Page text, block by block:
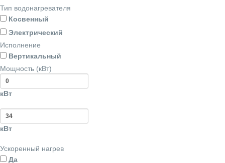
Тип водонагревателя
Косвенный
Электрический
Исполнение
Вертикальный
Мощность (кВт)
кВт
кВт
Ускоренный нагрев
Да